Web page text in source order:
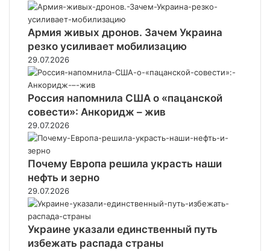
Армия живых дронов. Зачем Украина
резко усиливает мобилизацию
29.07.2026
Россия напомнила США о «пацанской
совести»: Анкоридж – жив
29.07.2026
Почему Европа решила украсть наши
нефть и зерно
29.07.2026
Украине указали единственный путь
избежать распада страны